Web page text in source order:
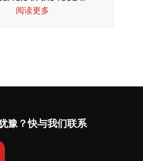
阅读更多
豫？快与我们联系